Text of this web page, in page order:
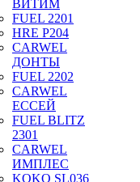
ВИТИМ
FUEL 2201
HRE P204
CARWEL
ДОНТЫ
FUEL 2202
CARWEL
ЕССЕЙ
FUEL BLITZ
2301
CARWEL
ИМПЛЕС
KOKO SL036